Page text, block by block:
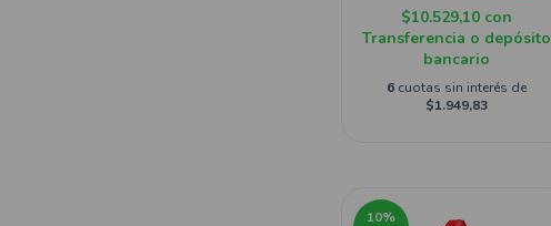
$10.529,10 con
Transferencia o depósito
bancario
6 cuotas sin interés de
$1.949,83
10%